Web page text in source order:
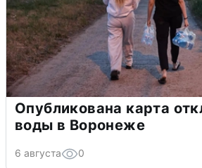
Опубликована карта
воды в Воронеже
6 августа 0